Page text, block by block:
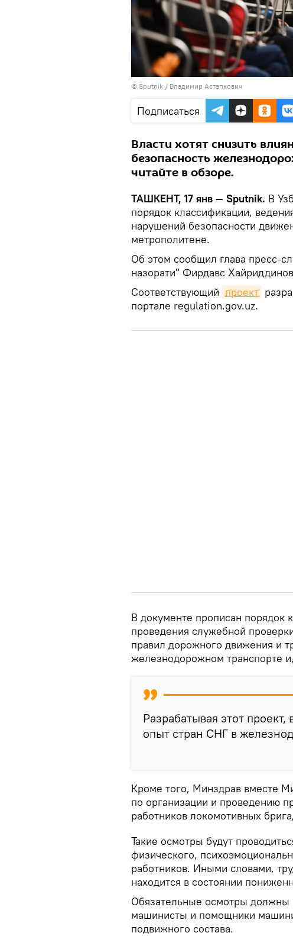
© Sputnik / Владимир Астапкович
Подписаться
Власти хотят снизить
безопасность
читайте в обзоре.
ТАШКЕНТ, 17 янв — Sputnik. В
порядок классификации,
нарушений безопасности
метрополитене.
Об этом сообщил глава пресс-
назорати" Фирдавс
Соответствующий проект
портале regulation.gov.uz.
В документе прописан порядок
проведения служебной
правил дорожного движения и
железнодорожном транспорте
Разрабатывая этот
опыт стран СНГ в
Кроме того, Минздрав вместе
по организации и проведению
работников локомотивных
Такие осмотры будут
физического,
работников. Иными словами,
находится в состоянии
Обязательные осмотры должны
машинисты и помощники
подвижного состава.